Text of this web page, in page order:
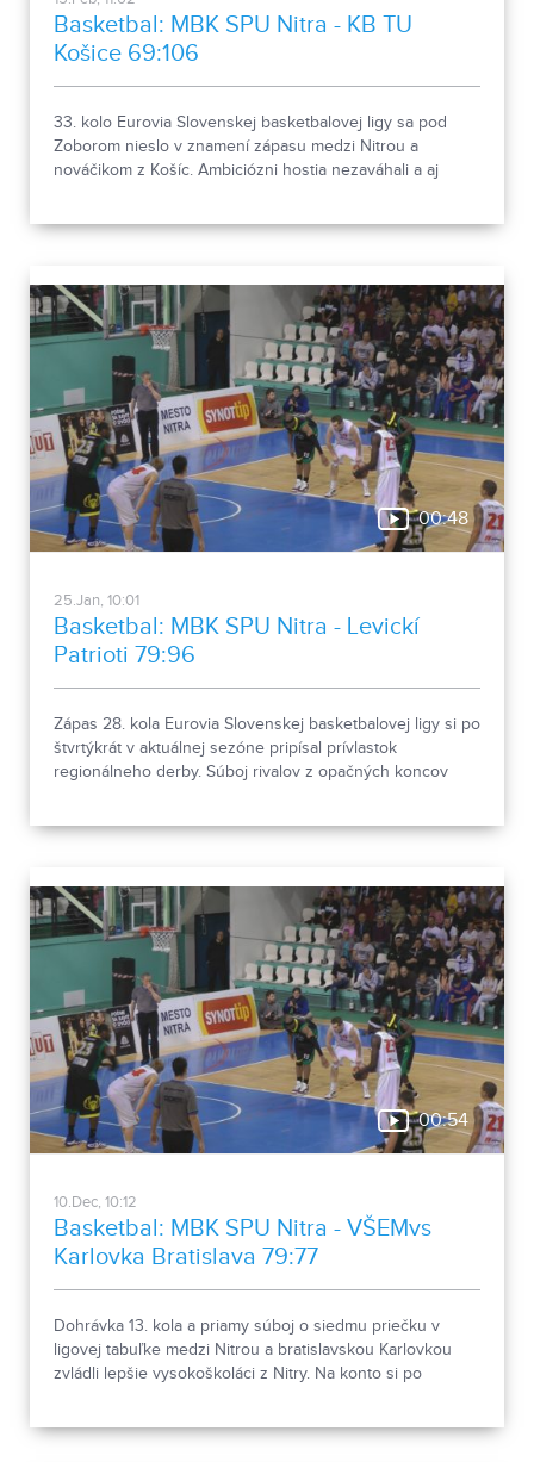
Basketbal: MBK SPU Nitra - KB TU
Košice 69:106
33. kolo Eurovia Slovenskej basketbalovej ligy sa pod
Zoborom nieslo v znamení zápasu medzi Nitrou a
nováčikom z Košíc. Ambiciózni hostia nezaváhali a aj
00:48
25.Jan, 10:01
Basketbal: MBK SPU Nitra - Levickí
Patrioti 79:96
Zápas 28. kola Eurovia Slovenskej basketbalovej ligy si po
štvrtýkrát v aktuálnej sezóne pripísal prívlastok
regionálneho derby. Súboj rivalov z opačných koncov
00:54
10.Dec, 10:12
Basketbal: MBK SPU Nitra - VŠEMvs
Karlovka Bratislava 79:77
Dohrávka 13. kola a priamy súboj o siedmu priečku v
ligovej tabuľke medzi Nitrou a bratislavskou Karlovkou
zvládli lepšie vysokoškoláci z Nitry. Na konto si po